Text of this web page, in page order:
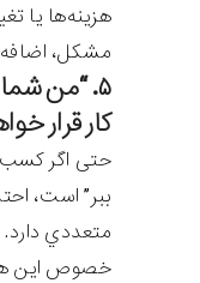
هزینه‌ها یا
مشکل،
۵. “من
کار قرار
حتی اگر کسب‌
ببر” است،
متعددي
خصوص اين